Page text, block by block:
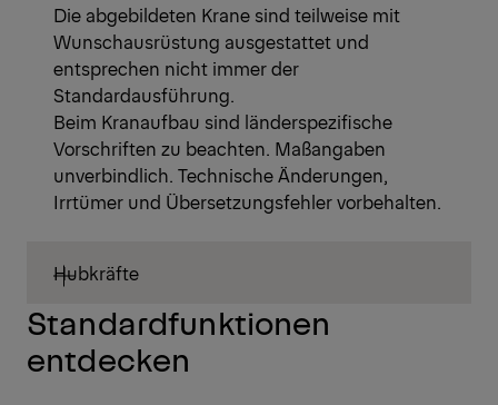
Die abgebildeten Krane sind teilweise mit
Wunschausrüstung ausgestattet und
entsprechen nicht immer der
Standardausführung.
Beim Kranaufbau sind länderspezifische
Vorschriften zu beachten. Maßangaben
unverbindlich. Technische Änderungen,
Irrtümer und Übersetzungsfehler vorbehalten.
Hubkräfte
Standardfunktionen
entdecken